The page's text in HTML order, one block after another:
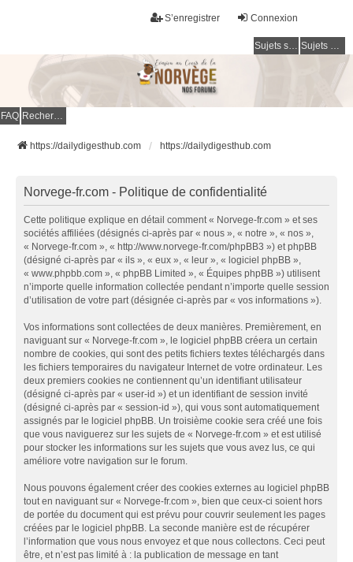
Connexion
S’enregistrer
Sujets sans réponse Sujets actifs
FAQ Rechercher
https://dailydigesthub.com https://dailydigesthub.com
Norvege-fr.com - Politique de confidentialité
Cette politique explique en détail comment « Norvege-fr.com » et ses
sociétés affiliées (désignés ci-après par « nous », « notre », « nos »,
« Norvege-fr.com », « http://www.norvege-fr.com/phpBB3 ») et phpBB
(désigné ci-après par « ils », « eux », « leur », « logiciel phpBB »,
« www.phpbb.com », « phpBB Limited », « Équipes phpBB ») utilisent
n’importe quelle information collectée pendant n’importe quelle session
d’utilisation de votre part (désignée ci-après par « vos informations »).
Vos informations sont collectées de deux manières. Premièrement, en
naviguant sur « Norvege-fr.com », le logiciel phpBB créera un certain
nombre de cookies, qui sont des petits fichiers textes téléchargés dans
les fichiers temporaires du navigateur Internet de votre ordinateur. Les
deux premiers cookies ne contiennent qu’un identifiant utilisateur
(désigné ci-après par « user-id ») et un identifiant de session invité
(désigné ci-après par « session-id »), qui vous sont automatiquement
assignés par le logiciel phpBB. Un troisième cookie sera créé une fois
que vous naviguerez sur les sujets de « Norvege-fr.com » et est utilisé
pour stocker les informations sur les sujets que vous avez lus, ce qui
améliore votre navigation sur le forum.
Nous pouvons également créer des cookies externes au logiciel phpBB
tout en naviguant sur « Norvege-fr.com », bien que ceux-ci soient hors
de portée du document qui est prévu pour couvrir seulement les pages
créées par le logiciel phpBB. La seconde manière est de récupérer
l’information que vous nous envoyez et que nous collectons. Ceci peut
être, et n’est pas limité à : la publication de message en tant